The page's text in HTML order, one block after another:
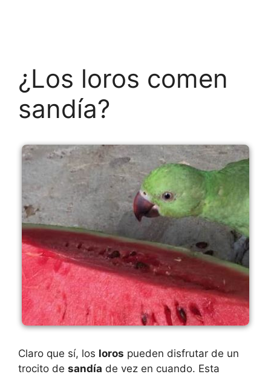
¿Los loros comen
sandía?
Claro que sí, los loros pueden disfrutar de un
trocito de sandía de vez en cuando. Esta